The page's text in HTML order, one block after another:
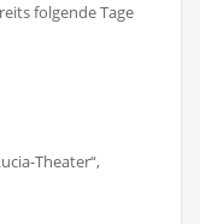
folgende Tage
Theater“,